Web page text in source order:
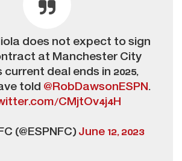
does not expect to sign
at Manchester City
current deal ends in 2025,
told @RobDawsonESPN.
CMjtOv4j4H
(@ESPNFC)June 12, 2023